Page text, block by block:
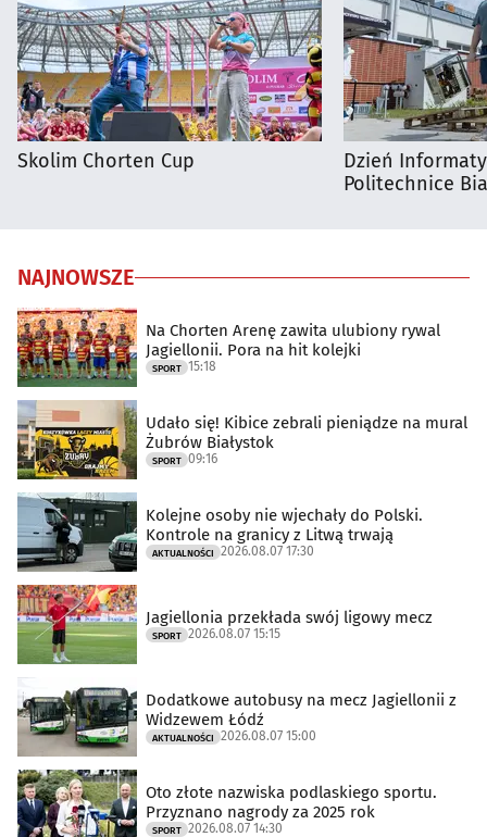
Skolim Chorten Cup
Dzień
Politechnice
NAJNOWSZE
Na Chorten Arenę zawita ulubiony rywal
Jagiellonii. Pora na hit kolejki
SPORT 15:18
Udało się! Kibice zebrali pieniądze na mural
Żubrów Białystok
SPORT 09:16
Kolejne osoby nie wjechały do Polski.
Kontrole na granicy z Litwą trwają
AKTUALNOŚCI 2026.08.07 17:30
Jagiellonia przekłada swój ligowy mecz
SPORT 2026.08.07 15:15
Dodatkowe autobusy na mecz Jagiellonii z
Widzewem Łódź
AKTUALNOŚCI 2026.08.07 15:00
Oto złote nazwiska podlaskiego sportu.
Przyznano nagrody za 2025 rok
SPORT 2026.08.07 14:30